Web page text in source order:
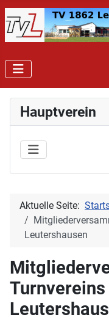
Hauptverein
Aktuelle Seite:
Leutershausen